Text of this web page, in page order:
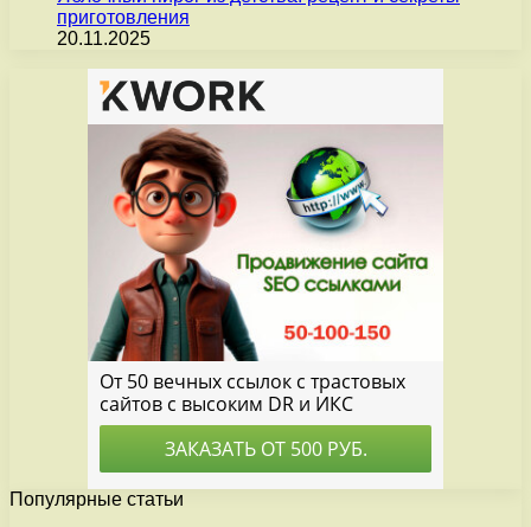
приготовления
20.11.2025
Популярные статьи